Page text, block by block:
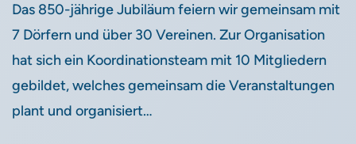
Das 850-jährige Jubiläum feiern wir gemeinsam mit
7 Dörfern und über 30 Vereinen. Zur Organisation
hat sich ein Koordinationsteam mit 10 Mitgliedern
gebildet, welches gemeinsam die Veranstaltungen
plant und organisiert…